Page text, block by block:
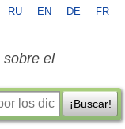
RU EN DE FR
sobre el
¡Buscar!